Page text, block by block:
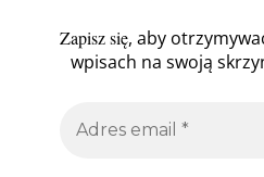
Zapisz się, aby
wpisach na swoją